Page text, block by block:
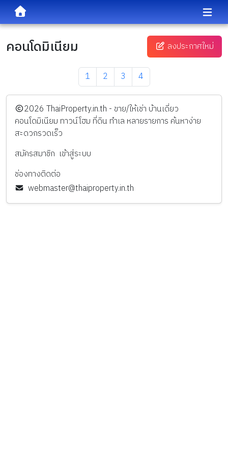
คอนโดมิเนียม ลงประกาศใหม่
1 2 3 4
️2026 ThaiProperty.in.th - ขาย/ให้เช่า บ้านเดี่ยว
คอนโดมิเนียม ทาวน์โฮม ที่ดิน ทำเล หลายรายการ ค้นหาง่าย
สะดวกรวดเร็ว
สมัครสมาชิก เข้าสู่ระบบ
ช่องทางติดต่อ
webmaster@thaiproperty.in.th